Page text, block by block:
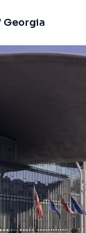
Georgia